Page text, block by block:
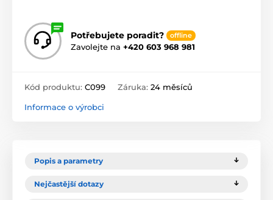
Potřebujete poradit? offline
Zavolejte na +420 603 968 981
Kód produktu: C099 Záruka: 24 měsíců
Informace o výrobci
Popis a parametry
Nejčastější dotazy